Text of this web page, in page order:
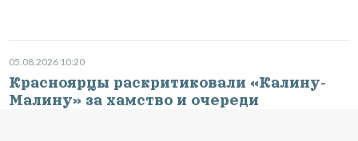
05.08.2026 10:20
Красноярцы раскритиковали «Калину-
Малину» за хамство и очереди